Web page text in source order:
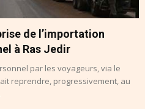
de l’importation
à Ras Jedir
par les voyageurs, via le
reprendre, progressivement, au